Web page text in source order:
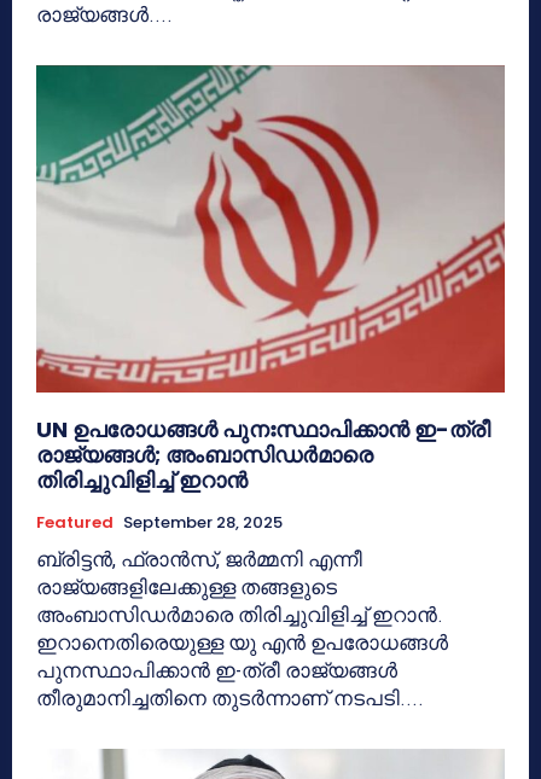
രാജ്യങ്ങൾ....
UN ഉപരോധങ്ങൾ പുനഃസ്ഥാപിക്കാൻ ഇ-ത്രീ
രാജ്യങ്ങൾ; അംബാസിഡർമാരെ
തിരിച്ചുവിളിച്ച് ഇറാൻ
Featured September 28, 2025
ബ്രിട്ടൻ, ഫ്രാൻസ്, ജർമ്മനി എന്നീ
രാജ്യങ്ങളിലേക്കുള്ള തങ്ങളുടെ
അംബാസിഡർമാരെ തിരിച്ചുവിളിച്ച് ഇറാൻ.
ഇറാനെതിരെയുള്ള യു എൻ ഉപരോധങ്ങൾ
പുനസ്ഥാപിക്കാൻ ഇ-ത്രീ രാജ്യങ്ങൾ
തീരുമാനിച്ചതിനെ തുടർന്നാണ് നടപടി....